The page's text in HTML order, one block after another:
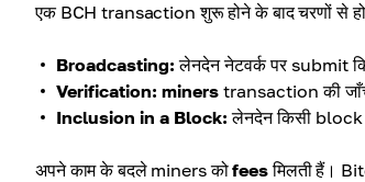
एक BCH transaction शुरू होने के बाद चरणों से
Broadcasting: लेनदेन नेटवर्क पर submit
Verification: miners transaction की
Inclusion in a Block: लेनदेन किसी block
अपने काम के बदले miners कोfeesमिलती हैं।